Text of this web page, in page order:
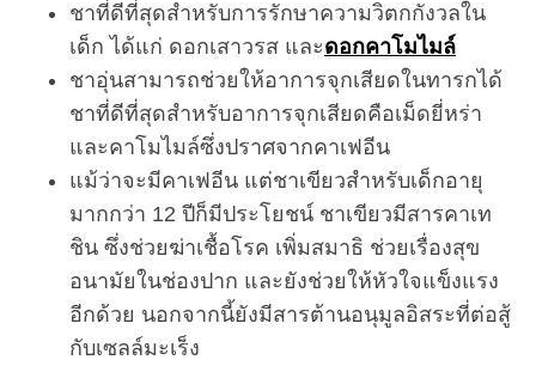
ชาที่ดีที่สุดสำหรับการรักษาความวิตกกังวลใน
เด็ก ได้แก่ ดอกเสาวรส และดอกคาโมไมล์
ชาอุ่นสามารถช่วยให้อาการจุกเสียดในทารกได้
ชาที่ดีที่สุดสำหรับอาการจุกเสียดคือเม็ดยี่หร่า
และคาโมไมล์ซึ่งปราศจากคาเฟอีน
แม้ว่าจะมีคาเฟอีน แต่ชาเขียวสำหรับเด็กอายุ
มากกว่า 12 ปีก็มีประโยชน์ ชาเขียวมีสารคาเท
ชิน ซึ่งช่วยฆ่าเชื้อโรค เพิ่มสมาธิ ช่วยเรื่องสุข
อนามัยในช่องปาก และยังช่วยให้หัวใจแข็งแรง
อีกด้วย นอกจากนี้ยังมีสารต้านอนุมูลอิสระที่ต่อสู้
กับเซลล์มะเร็ง